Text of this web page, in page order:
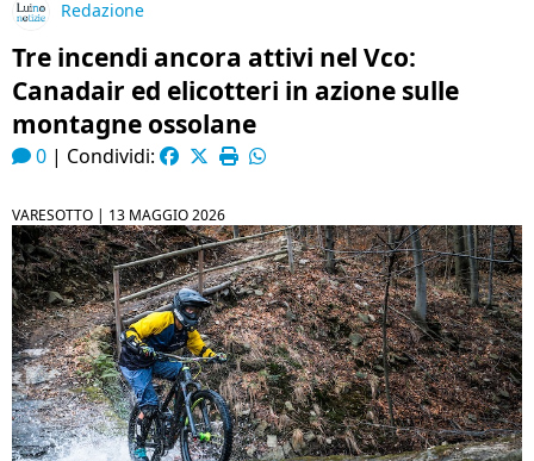
Redazione
Tre incendi ancora attivi nel Vco:
Canadair ed elicotteri in azione sulle
montagne ossolane
0 | Condividi:
VARESOTTO | 13 MAGGIO 2026